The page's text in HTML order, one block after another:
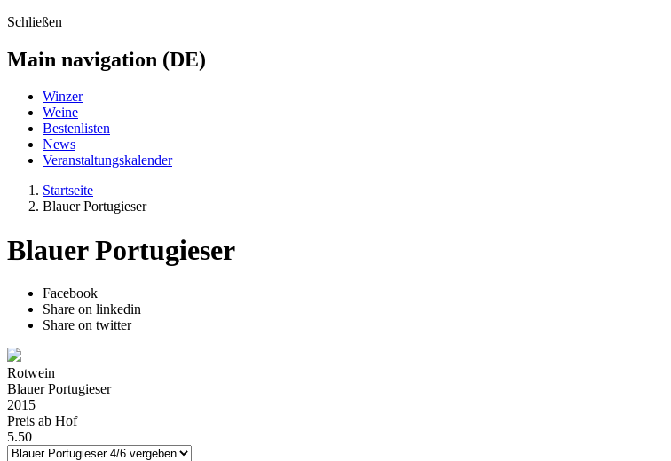
Schließen
Main navigation (DE)
Winzer
Weine
Bestenlisten
News
Veranstaltungskalender
Startseite
Blauer Portugieser
Blauer Portugieser
Facebook
Share on linkedin
Share on twitter
Rotwein
Blauer Portugieser
2015
Preis ab Hof
5.50